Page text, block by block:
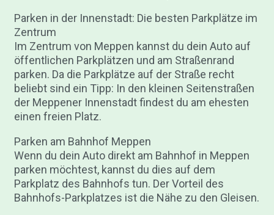
Parken in der Innenstadt: Die besten Parkplätze im
Zentrum
Im Zentrum von Meppen kannst du dein Auto auf
öffentlichen Parkplätzen und am Straßenrand
parken. Da die Parkplätze auf der Straße recht
beliebt sind ein Tipp: In den kleinen Seitenstraßen
der Meppener Innenstadt findest du am ehesten
einen freien Platz.
Parken am Bahnhof Meppen
Wenn du dein Auto direkt am Bahnhof in Meppen
parken möchtest, kannst du dies auf dem
Parkplatz des Bahnhofs tun. Der Vorteil des
Bahnhofs-Parkplatzes ist die Nähe zu den Gleisen.